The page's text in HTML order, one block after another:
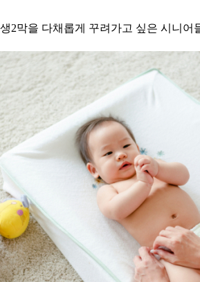
2막을 다채롭게 꾸려가고 싶은 시니